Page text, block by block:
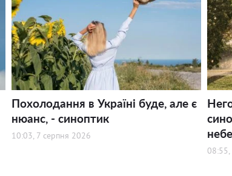
Похолодання в Україні буде, але є
нюанс, - синоптик
10:03, 7 серпня 2026
08:55,